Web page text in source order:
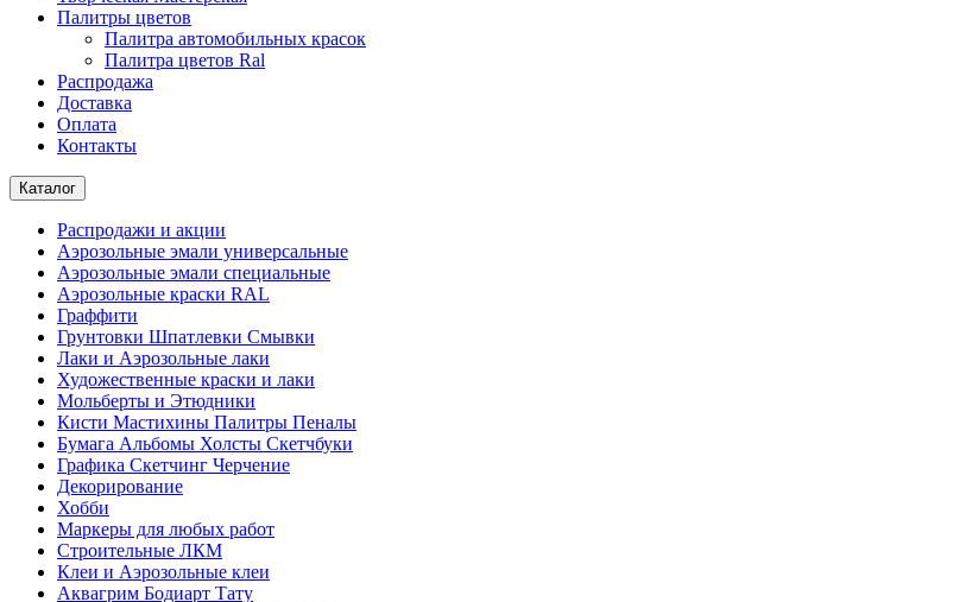
Палитры цветов
Палитра автомобильных красок
Палитра цветов Ral
Распродажа
Доставка
Оплата
Контакты
Каталог
Распродажи и акции
Аэрозольные эмали универсальные
Аэрозольные эмали специальные
Аэрозольные краски RAL
Граффити
Грунтовки Шпатлевки Смывки
Лаки и Аэрозольные лаки
Художественные краски и лаки
Мольберты и Этюдники
Кисти Мастихины Палитры Пеналы
Бумага Альбомы Холсты Скетчбуки
Графика Скетчинг Черчение
Декорирование
Хобби
Маркеры для любых работ
Строительные ЛКМ
Клеи и Аэрозольные клеи
Аквагрим Бодиарт Тату